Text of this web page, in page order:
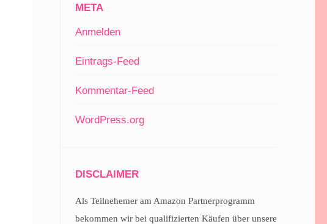
META
Anmelden
Eintrags-Feed
Kommentar-Feed
WordPress.org
DISCLAIMER
Als Teilnehemer am Amazon Partnerprogramm
bekommen wir bei qualifizierten Käufen über unsere